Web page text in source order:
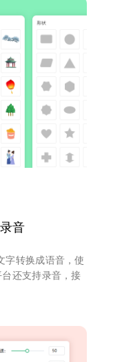
音
字转换成语音，使
还支持录音，接